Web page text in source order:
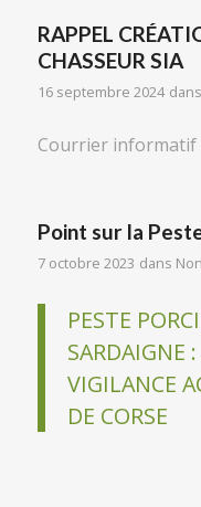
RAPPEL
CHASSEUR SIA
16 septembre 2024 dans
Courrier informatif
Point sur la
7 octobre 2023 dans
PESTE
SARDAIGNE
VIGILANCE
DE CORSE